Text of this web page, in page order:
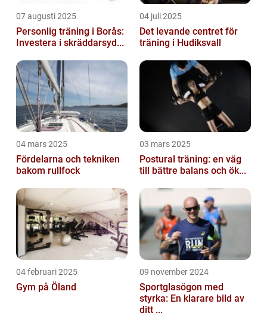
07 augusti 2025
Personlig träning i Borås:
Investera i skräddarsyd...
04 juli 2025
Det levande centret för
träning i Hudiksvall
04 mars 2025
Fördelarna och tekniken
bakom rullfock
03 mars 2025
Postural träning: en väg
till bättre balans och ök...
04 februari 2025
Gym på Öland
09 november 2024
Sportglasögon med
styrka: En klarare bild av
ditt ...